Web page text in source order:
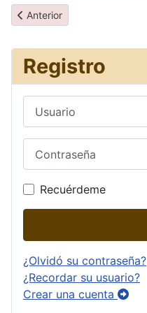
Artículo anterior: Itinerario
Anterior
Registro
Recuérdeme
¿Olvidó su contraseña?
¿Recordar su usuario?
Crear una cuenta